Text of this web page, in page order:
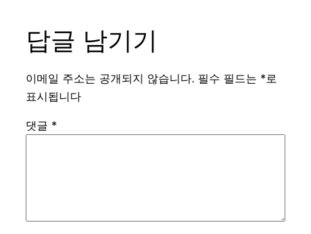
답글 남기기
이메일 주소는 공개되지 않습니다. 필수 필드는 *로
표시됩니다
댓글 *